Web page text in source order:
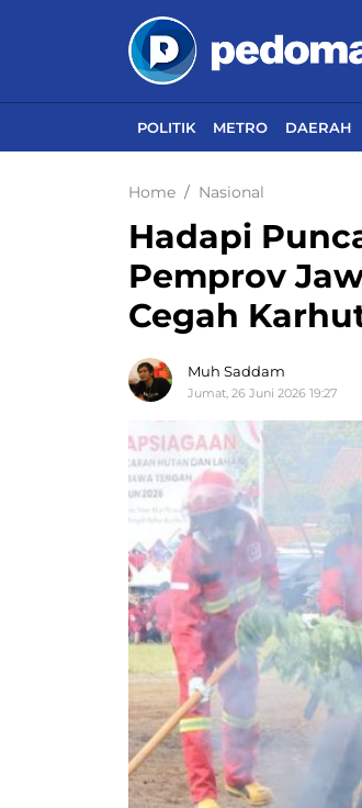
POLITIK METRO DAERAH
Home Nasional
Hadapi
Pemprov
Cegah
Muh Saddam
Jumat, 26 Juni 2026 19:27